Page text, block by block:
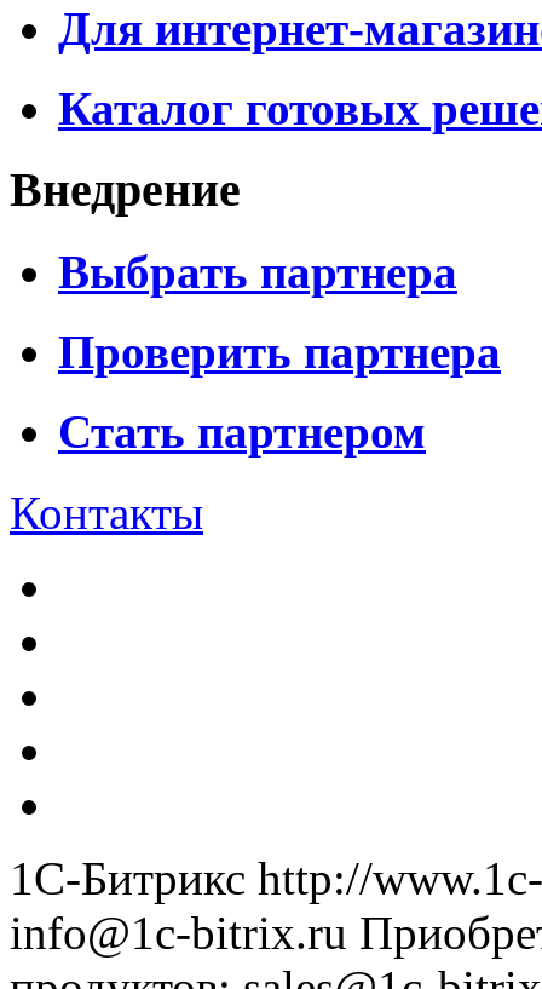
Для интернет-
Каталог готовых
Внедрение
Выбрать партнера
Проверить партнера
Стать партнером
Контакты
1С-Битрикс http://
info@1c-bitrix.ru